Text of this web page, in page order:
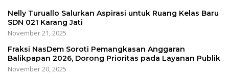
Nelly Turuallo Salurkan Aspirasi untuk Ruang Kelas Baru
SDN 021 Karang Jati
November 21, 2025
Fraksi NasDem Soroti Pemangkasan Anggaran
Balikpapan 2026, Dorong Prioritas pada Layanan Publik
November 20, 2025